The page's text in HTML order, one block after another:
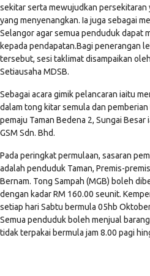
sekitar serta mewujudkan persekitaran
yang menyenangkan. Ia juga sebagai
Selangor agar semua penduduk dapat
kepada pendapatan.Bagi penerangan
tersebut, sesi taklimat disampaikan
Setiausaha MDSB.
Sebagai acara gimik pelancaran iaitu
dalam tong kitar semula dan
pemaju Taman Bedena 2, Sungai Besar
GSM Sdn. Bhd.
Pada peringkat permulaan, sasaran
adalah penduduk Taman, Premis-
Bernam. Tong Sampah (MGB) boleh
dengan kadar RM 160.00 seunit.
setiap hari Sabtu bermula 05hb
Semua penduduk boleh menjual
tidak terpakai bermula jam 8.00 pagi